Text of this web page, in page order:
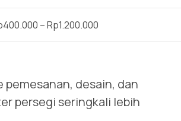
– Rp1.200.000
desain, dan
persegi seringkali lebih